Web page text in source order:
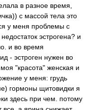
в разное время,
с массой тела это
у меня проблемы с
эстрогена? и
и во время
- эстроген нужен во
"красота" женская и
у меня: грудь
гормоны щитовидки я
здесь при чем. потому